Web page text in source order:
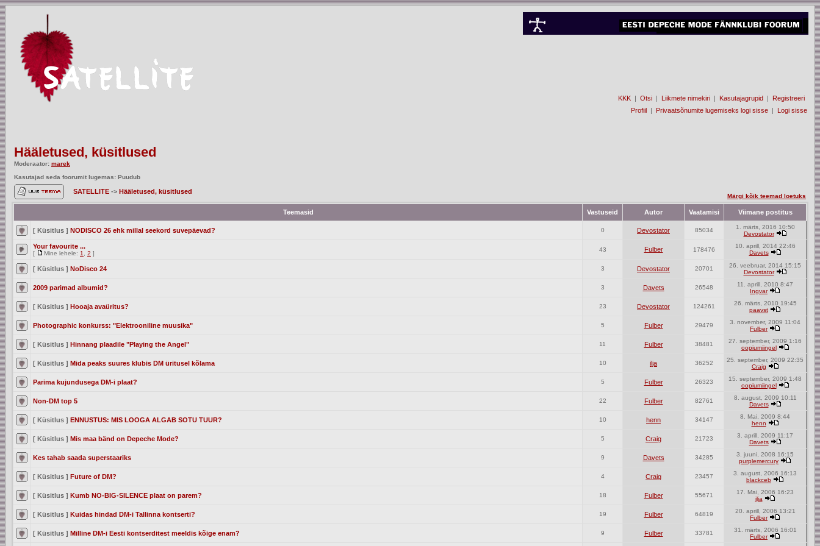
KKK | Otsi | Liikmete nimekiri | Kasutajagrupid | Registreeri
Profiil | Privaatsõnumite lugemiseks logi sisse | Logi sisse
Hääletused, küsitlused
Moderaator: marek
Kasutajad seda foorumit lugemas: Puudub
SATELLITE -> Hääletused, küsitlused
Märgi kõik teemad loetuks
Teemasid Vastuseid Autor Vaatamisi Viimane postitus
[ Küsitlus ] NODISCO 26 ehk millal seekord suvepäevad? 0 Devostator 85034
1. märts, 2016 10:50
Devostator
Your favourite ...
[ Mine lehele: 1 2 ]
43 Fulber 178476
10. aprill, 2014 22:46
Davets
[ Küsitlus ] NoDisco 24 3 Devostator 20701
26. veebruar, 2014 15:15
Devostator
2009 parimad albumid? 3 Davets 26548
11. aprill, 2010 8:47
Ingvar
[ Küsitlus ] Hooaja avaüritus? 23 Devostator 124261
26. märts, 2010 19:45
paavst
Photographic konkurss: "Elektrooniline muusika" 5 Fulber 29479
3. november, 2009 11:04
Fulber
[ Küsitlus ] Hinnang plaadile "Playing the Angel" 11 Fulber 38481
27. september, 2009 1:16
oopiumiingel
[ Küsitlus ] Mida peaks suures klubis DM üritusel kõlama 10 ilja 36252
25. september, 2009 22:35
Craig
Parima kujundusega DM-i plaat? 5 Fulber 26323
15. september, 2009 1:48
oopiumiingel
Non-DM top 5 22 Fulber 82761
8. august, 2009 10:11
Davets
[ Küsitlus ] ENNUSTUS: MIS LOOGA ALGAB SOTU TUUR? 10 henn 34147
8. Mai, 2009 8:44
henn
[ Küsitlus ] Mis maa bänd on Depeche Mode? 5 Craig 21723
3. aprill, 2009 11:17
Davets
Kes tahab saada superstaariks 9 Davets 34285
3. juuni, 2008 16:15
purplemercury
[ Küsitlus ] Future of DM? 4 Craig 23457
3. august, 2006 16:13
blackceb
[ Küsitlus ] Kumb NO-BIG-SILENCE plaat on parem? 18 Fulber 55671
17. Mai, 2006 16:23
ilja
[ Küsitlus ] Kuidas hindad DM-i Tallinna kontserti? 19 Fulber 64819
20. aprill, 2006 13:21
Fulber
[ Küsitlus ] Milline DM-i Eesti kontserditest meeldis kõige enam? 9 Fulber 33781
31. märts, 2006 16:01
Fulber